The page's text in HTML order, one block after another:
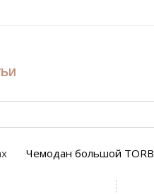
Чемодан большой